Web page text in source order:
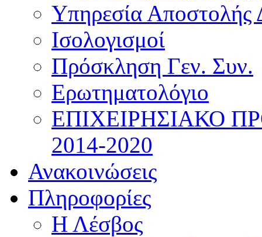
Υπηρεσία Αποστολής
Ισολογισμοί
Πρόσκληση Γεν. Συν.
Ερωτηματολόγιο
ΕΠΙΧΕΙΡΗΣΙΑΚΟ
2014-2020
Ανακοινώσεις
Πληροφορίες
Η Λέσβος